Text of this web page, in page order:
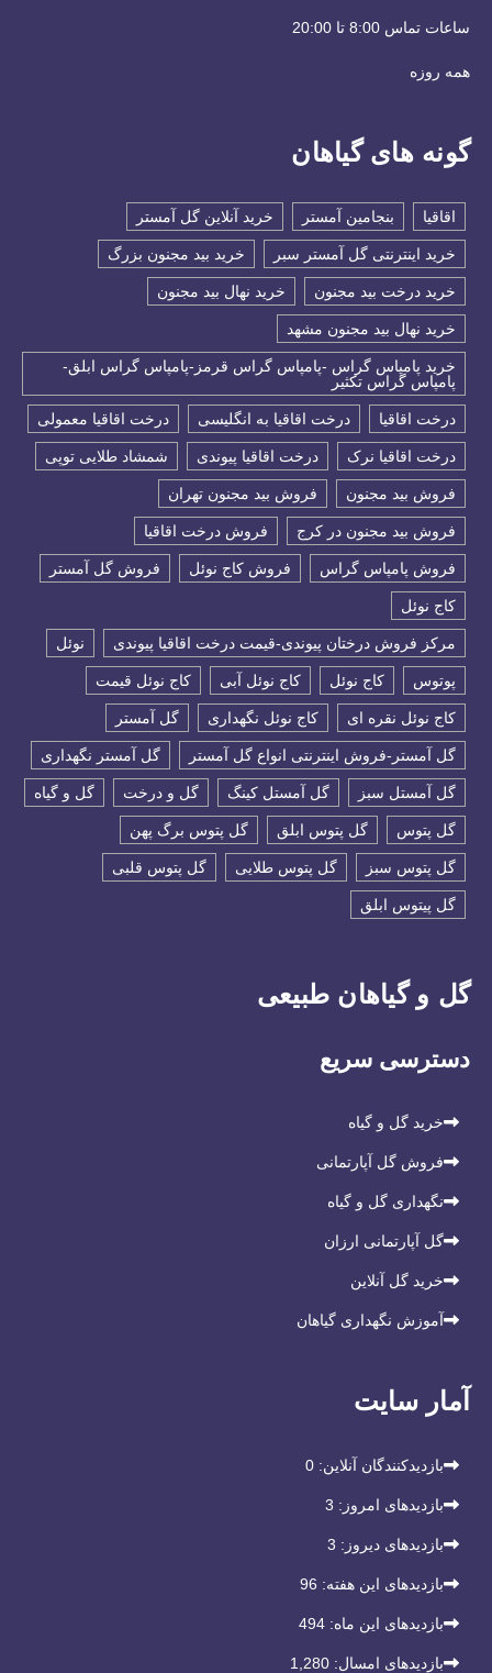
ساعات تماس 8:00 تا 20:00
همه روزه
گونه های گیاهان
اقاقیا بنجامین آمستر خرید آنلاین گل آمستر
خرید اینترنتی گل آمستر سبر خرید بید مجنون بزرگ
خرید درخت بید مجنون خرید نهال بید مجنون
خرید نهال بید مجنون مشهد
خرید پامپاس گراس -پامپاس گراس قرمز-پامپاس گراس ابلق-
پامپاس گراس تکثیر
درخت اقاقیا درخت اقاقیا به انگلیسی درخت اقاقیا معمولی
درخت اقاقیا نرک درخت اقاقیا پیوندی شمشاد طلایی توپی
فروش بید مجنون فروش بید مجنون تهران
فروش بید مجنون در کرج فروش درخت اقاقیا
فروش پامپاس گراس فروش کاج نوئل فروش گل آمستر
كاج نوئل
مرکز فروش درختان پیوندی-قیمت درخت اقاقیا پیوندی نوئل
پوتوس کاج نوئل کاج نوئل آبی کاج نوئل قیمت
کاج نوئل نقره ای کاج نوئل نگهداری گل آمستر
گل آمستر-فروش اینترنتی انواع گل آمستر گل آمستر نگهداری
گل آمستل سبز گل آمستل کینگ گل و درخت گل و گیاه
گل پتوس گل پتوس ابلق گل پتوس برگ پهن
گل پتوس سبز گل پتوس طلایی گل پتوس قلبی
گل پیتوس ابلق
گل و گیاهان طبیعی
دسترسی سریع
خرید گل و گیاه
فروش گل آپارتمانی
نگهداری گل و گیاه
گل آپارتمانی ارزان
خرید گل آنلاین
آموزش نگهداری گیاهان
آمار سایت
بازدیدکنندگان آنلاین: 0
بازدیدهای امروز: 3
بازدیدهای دیروز: 3
بازدیدهای این هفته: 96
بازدیدهای این ماه: 494
بازدیدهای امسال: 1,280